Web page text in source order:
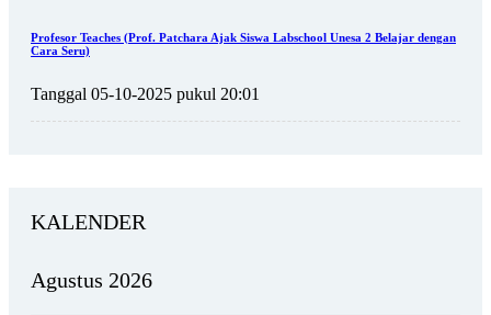
Profesor Teaches (Prof. Patchara Ajak Siswa Labschool Unesa 2 Belajar dengan
Cara Seru)
Tanggal 05-10-2025 pukul 20:01
KALENDER
Agustus 2026